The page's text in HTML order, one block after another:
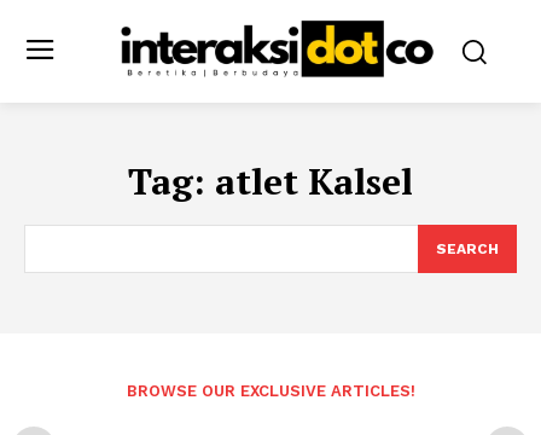
Tag: atlet Kalsel
SEARCH
BROWSE OUR EXCLUSIVE ARTICLES!